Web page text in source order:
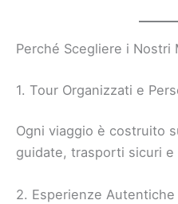
Perché Scegliere i Nostri
1. Tour Organizzati e
Ogni viaggio è costruito
guidate, trasporti sicuri
2. Esperienze Autentiche